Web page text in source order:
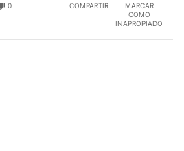
0 COMPARTIR
MARCAR
COMO
INAPROPIADO